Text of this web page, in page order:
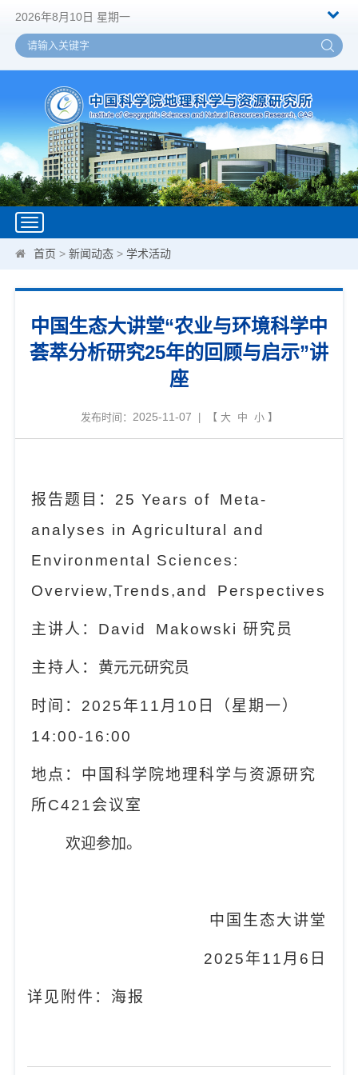
2026年8月10日 星期一
Toggle
navigation
首页 >新闻动态 >学术活动
中国生态大讲堂“农业与环境科学中
荟萃分析研究25年的回顾与启示”讲
座
发布时间： 2025-11-07 | 【 大 中 小】
报告题目： 25 Years of Meta-
analyses in Agricultural and
Environmental Sciences:
Overview,Trends,and Perspectives
主讲人： David Makowski研究员
主持人 ： 黄元元研究员
时间： 2025年11 月 10 日（星期一）
14:00-16:00
地点：中国科学院地理科学与资源研究
所C421会议室
欢迎参加。
中国生态大讲堂
2025年11 月 6 日
详见附件：海报